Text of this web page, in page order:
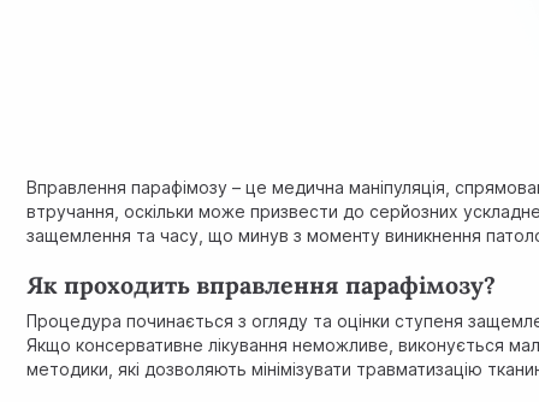
Вправлення парафімозу – це медична маніпуляція,
втручання, оскільки може призвести до серйозних
защемлення та часу, що минув з моменту виникнення
Як проходить вправлення парафімозу?
Процедура починається з огляду та оцінки ступеня
Якщо консервативне лікування неможливе, виконується
методики, які дозволяють мінімізувати травматизацію